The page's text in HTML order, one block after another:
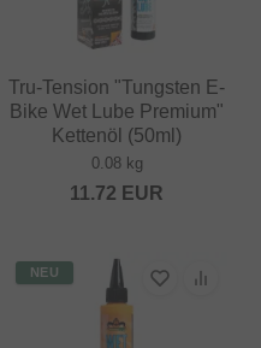
Tru-Tension "Tungsten E-
Bike Wet Lube Premium"
Kettenöl (50ml)
0.08 kg
11.72 EUR
NEU